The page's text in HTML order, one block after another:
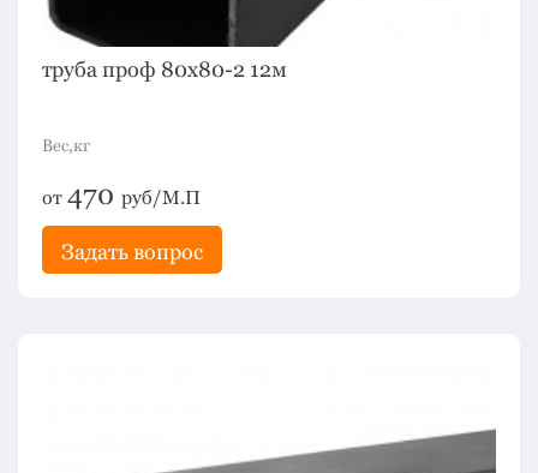
труба проф 80х80-2 12м
Вес,кг
от 470 руб/М.П
Задать вопрос